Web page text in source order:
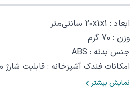
ابعاد : 20x1x1 سانتی‌متر
وزن : 70 گرم
جنس بدنه : ABS
امکانات فندک آشپزخانه : قابلیت
نمایش بیشتر